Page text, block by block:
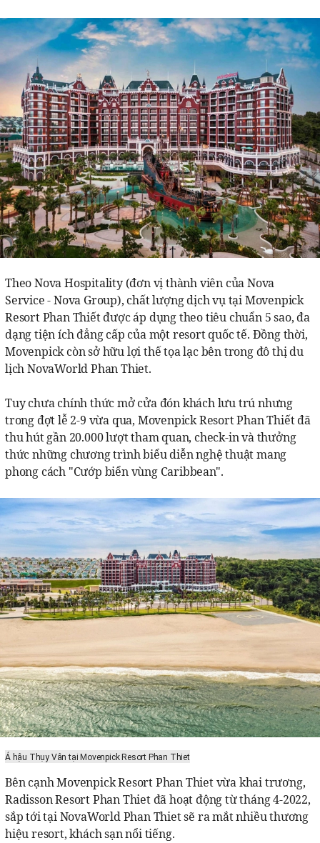
Theo Nova Hospitality (đơn vị thành viên của Nova
Service - Nova Group), chất lượng dịch vụ tại Movenpick
Resort Phan Thiết được áp dụng theo tiêu chuẩn 5 sao, đa
dạng tiện ích đẳng cấp của một resort quốc tế. Đồng thời,
Movenpick còn sở hữu lợi thế tọa lạc bên trong đô thị du
lịch NovaWorld Phan Thiet.
Tuy chưa chính thức mở cửa đón khách lưu trú nhưng
trong đợt lễ 2-9 vừa qua, Movenpick Resort Phan Thiết đã
thu hút gần 20.000 lượt tham quan, check-in và thưởng
thức những chương trình biểu diễn nghệ thuật mang
phong cách "Cướp biển vùng Caribbean".
Á hậu Thụy Vân tại Movenpick Resort Phan Thiet
Bên cạnh Movenpick Resort Phan Thiet vừa khai trương,
Radisson Resort Phan Thiet đã hoạt động từ tháng 4-2022,
sắp tới tại NovaWorld Phan Thiet sẽ ra mắt nhiều thương
hiệu resort, khách sạn nổi tiếng.